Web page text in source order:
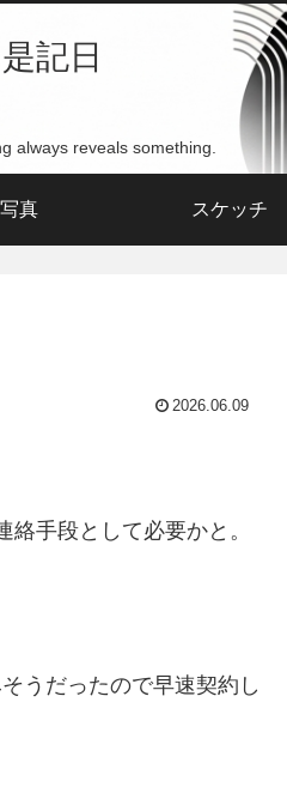
記日
always reveals something.
写真 スケッチ
2026.06.09
手段として必要かと。
うだったので早速契約し